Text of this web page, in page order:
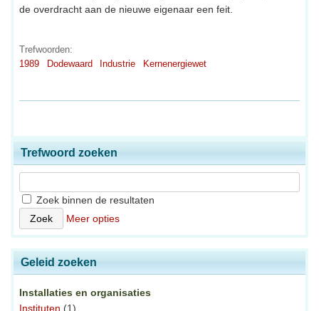
de overdracht aan de nieuwe eigenaar een feit.
Trefwoorden:
1989
Dodewaard Industrie Kernenergiewet
Trefwoord zoeken
Zoek binnen de resultaten
Meer opties
Geleid zoeken
Installaties en organisaties
Instituten (1)